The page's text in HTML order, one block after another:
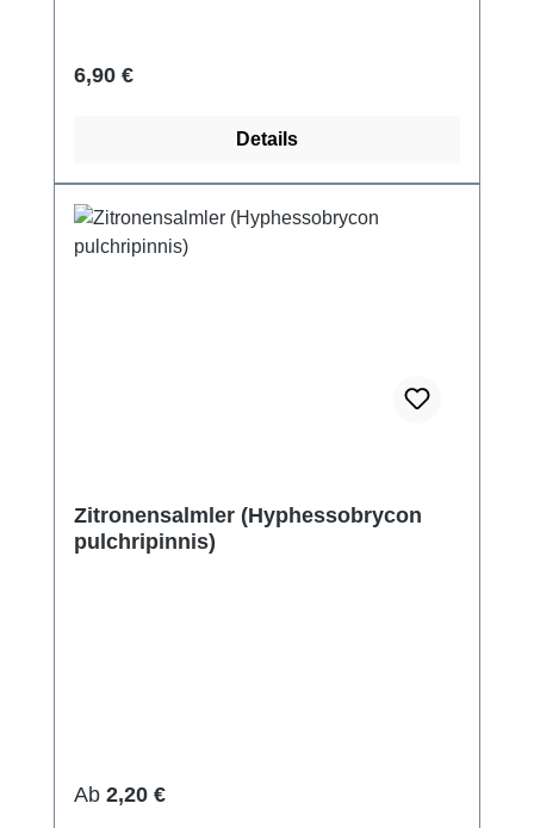
Regulärer Preis:
6,90 €
Details
Zitronensalmler (Hyphessobrycon
pulchripinnis)
Regulärer Preis:
Ab 2,20 €